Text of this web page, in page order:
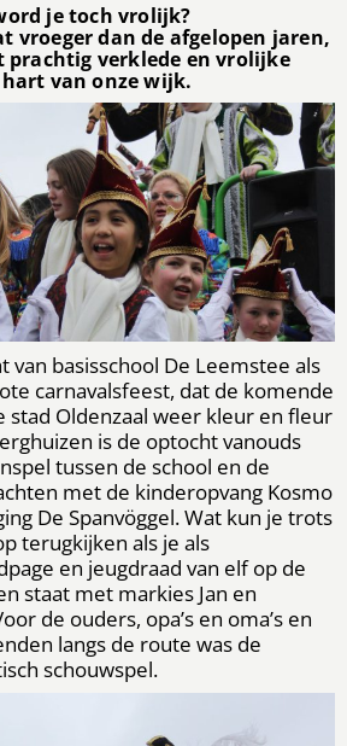
je toch vrolijk?
vroeger dan de afgelopen jaren,
prachtig verklede en vrolijke
van onze wijk.
van basisschool De Leemstee als
carnavalsfeest, dat de komende
stad Oldenzaal weer kleur en fleur
is de optocht vanouds
tussen de school en de
met de kinderopvang Kosmo
De Spanvöggel. Wat kun je trots
terugkijken als je als
en jeugdraad van elf op de
staat met markies Jan en
de ouders, opa’s en oma’s en
langs de route was de
schouwspel.